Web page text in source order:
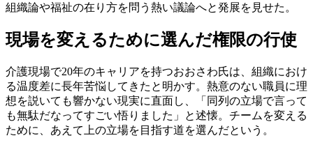
組織論や福祉の在り方を問う熱い議論へと発展を見せた。
現場を変えるために選んだ権限の行使
介護現場で20年のキャリアを持つおおさわ氏は、組織におけ
る温度差に長年苦悩してきたと明かす。熱意のない職員に理
想を説いても響かない現実に直面し、「同列の立場で言って
も無駄だなってすごい悟りました」と述懐。チームを変える
ために、あえて上の立場を目指す道を選んだという。